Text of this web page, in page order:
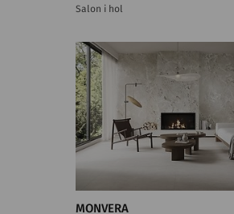
Salon i hol
MONVERA